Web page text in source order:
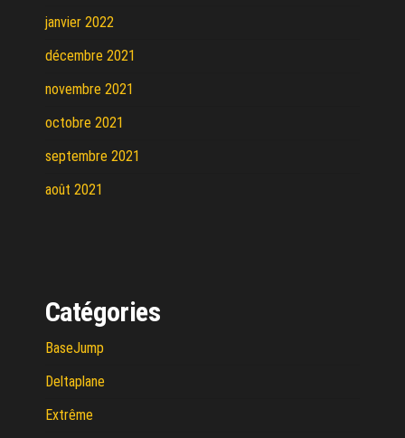
janvier 2022
décembre 2021
novembre 2021
octobre 2021
septembre 2021
août 2021
Catégories
BaseJump
Deltaplane
Extrême